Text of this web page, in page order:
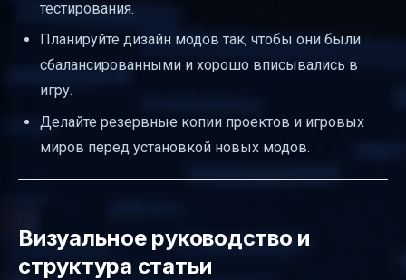
тестирования.
Планируйте дизайн модов так, чтобы они были
сбалансированными и хорошо вписывались в
игру.
Делайте резервные копии проектов и игровых
миров перед установкой новых модов.
Визуальное руководство и
структура статьи